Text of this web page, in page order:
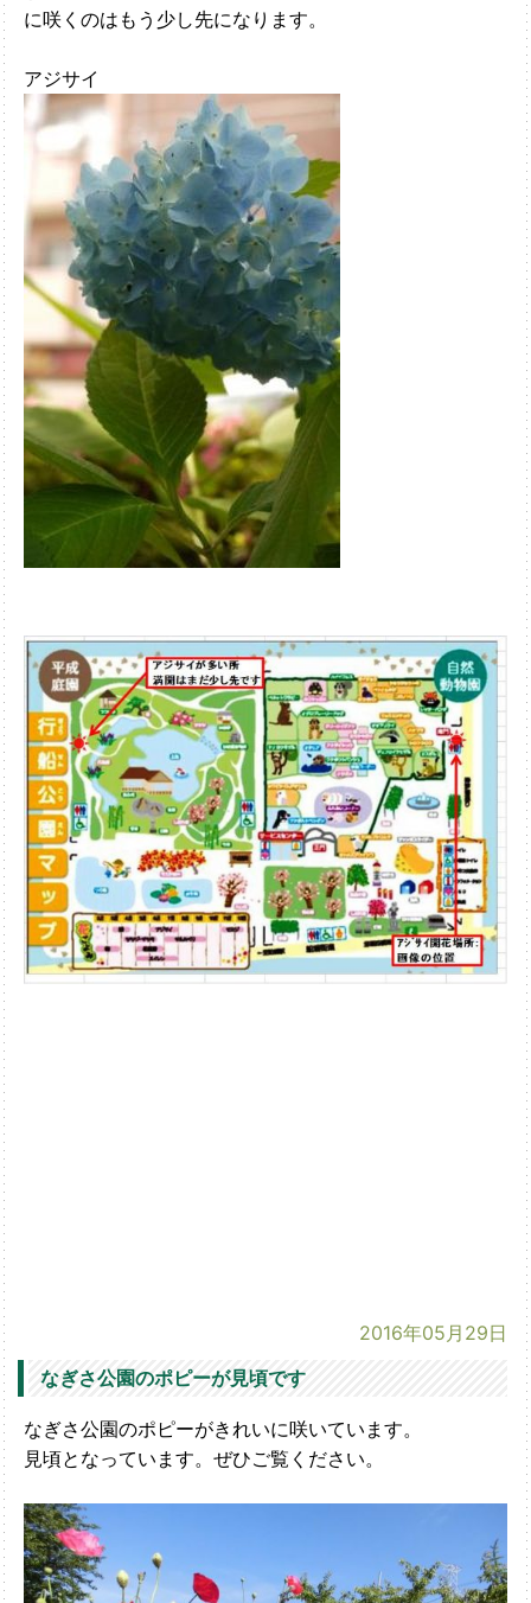
に咲くのはもう少し先になります。
アジサイ
2016年05月29日
なぎさ公園のポピーが見頃です
なぎさ公園のポピーがきれいに咲いています。
見頃となっています。ぜひご覧ください。